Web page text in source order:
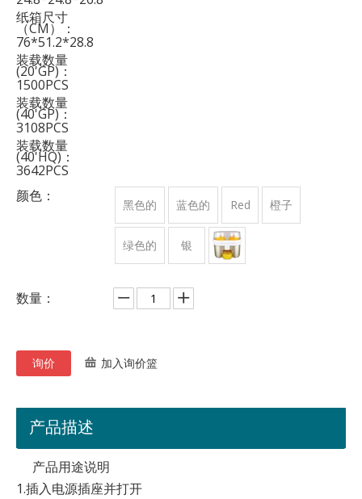
纸箱尺寸
（CM）：
76*51.2*28.8
装载数量
(20'GP)：
1500PCS
装载数量
(40'GP)：
3108PCS
装载数量
(40'HQ)：
3642PCS
颜色：
黑色的 蓝色的 Red 橙子
绿色的 银
数量：
询价 加入询价篮
产品描述
产品用途说明
1.插入电源插座并打开